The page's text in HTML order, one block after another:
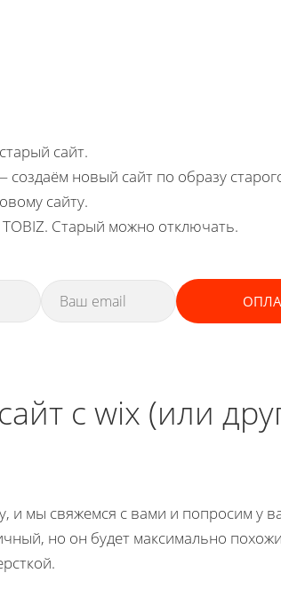
сайт.
создаём новый сайт по образу
сайту.
Старый можно отключать.
с wix (или
и мы свяжемся с вами и попросим у
но он будет максимально